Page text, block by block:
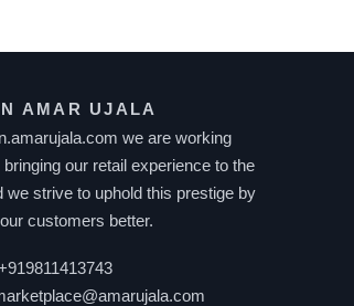
AMAR UJALA
we are working
our retail experience to the
we strive to uphold this prestige by
customers better.